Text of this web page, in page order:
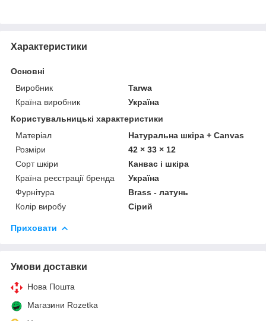
Характеристики
Основні
Виробник
Tarwa
Країна виробник
Україна
Користувальницькі характеристики
Матеріал
Натуральна шкіра + Canvas
Розміри
42 × 33 × 12
Сорт шкіри
Канвас і шкіра
Країна реєстрації бренда
Україна
Фурнітура
Brass - латунь
Колір виробу
Сірий
Приховати
Умови доставки
Нова Пошта
Магазини Rozetka